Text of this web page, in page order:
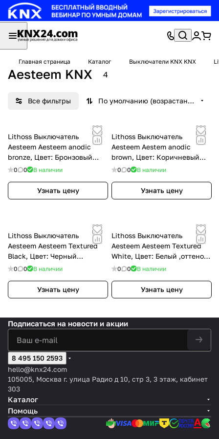
Главная страница Каталог Выключатели KNX KNX
Aesteem KNX 4
Все фильтры По умолчанию (возрастание)
Lithoss Выключатель
Aesteem Aesteem anodic
bronze, Цвет: Бронзовый
,оттенок: Анодный
0 0 В наличии
Узнать цену
Lithoss Выключатель
Aesteem Aestem anodic
brown, Цвет: Коричневый
,оттенок: Анодный
0 0 В наличии
Узнать цену
Lithoss Выключатель
Aesteem Aesteem Textured
Black, Цвет: Черный
,оттенок: Текстурированный
0 0 В наличии
Узнать цену
Lithoss Выключатель
Aesteem Aesteem Textured
White, Цвет: Белый ,оттенок:
Текстурированный
0 0 В наличии
Узнать цену
Подписаться на новости и акции
8 495 150 2593
hello@knx24.com
105005, Москва г. улица Радио д 10, стр 3, 3 этаж, кабинет
303
Каталог
Помощь